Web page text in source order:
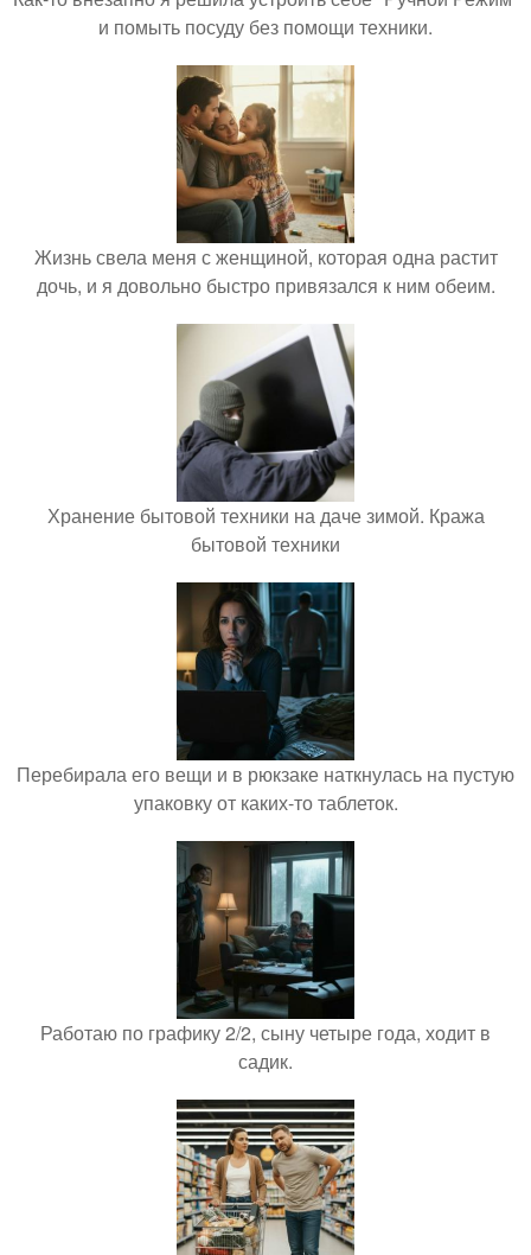
и помыть посуду без помощи техники.
Жизнь свела меня с женщиной, которая одна растит
дочь, и я довольно быстро привязался к ним обеим.
Хранение бытовой техники на даче зимой. Кража
бытовой техники
Перебирала его вещи и в рюкзаке наткнулась на пустую
упаковку от каких-то таблеток.
Работаю по графику 2/2, сыну четыре года, ходит в
садик.